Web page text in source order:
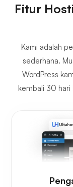
Fitur
Kami adalah
sederhana.
WordPress
kembali 30 hari